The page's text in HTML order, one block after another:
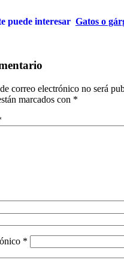
puede interesar Gatos o
correo electrónico no será
marcados con *
*